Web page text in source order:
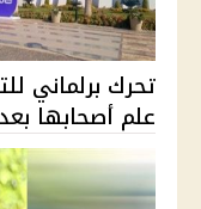
تحرك
علم أصحابها